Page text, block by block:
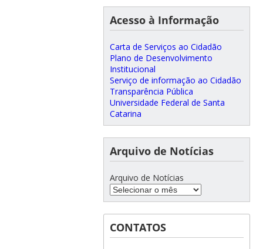
Acesso à Informação
Carta de Serviços ao Cidadão
Plano de Desenvolvimento
Institucional
Serviço de informação ao Cidadão
Transparência Pública
Universidade Federal de Santa
Catarina
Arquivo de Notícias
Arquivo de Notícias
CONTATOS